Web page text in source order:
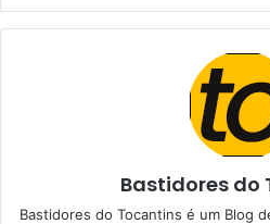
Bastidores do
Bastidores do Tocantins é um Blog